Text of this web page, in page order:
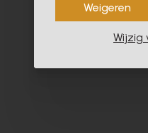
Weigeren
Wijzig